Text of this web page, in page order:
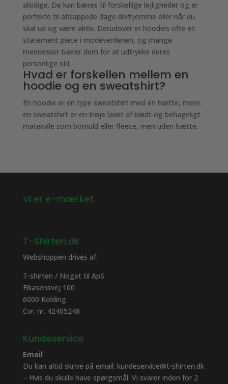
alsidige. De kan bæres til forskellige lejligheder og er
perfekte til afslappede dage derhjemme eller når du
skal ud og være aktiv. Derudover er hoodies ofte et
statement piece i modeverdenen, og mange
mennesker bærer dem for at udtrykke deres
personlige stil.
Hvad er forskellen mellem en
hoodie og en sweatshirt?
En hoodie er en type sweatshirt med en hætte, mens
en sweatshirt er en trøje lavet af blødt og behageligt
materiale som bomuld eller fleece, men uden hætte.
Vi er e-mærket
T-Shirten.dk
Webshoppen drives af:
T-shirten / Noget til ApS
Elliasensvej 100
6000 Kolding
Cvr. nr. 42405248
Kundeservice
Email
Du kan altid skrive på email: kundeservice@t-shirten.dk
– Hvis du skulle have spørgsmål. Vi svarer inden for 2